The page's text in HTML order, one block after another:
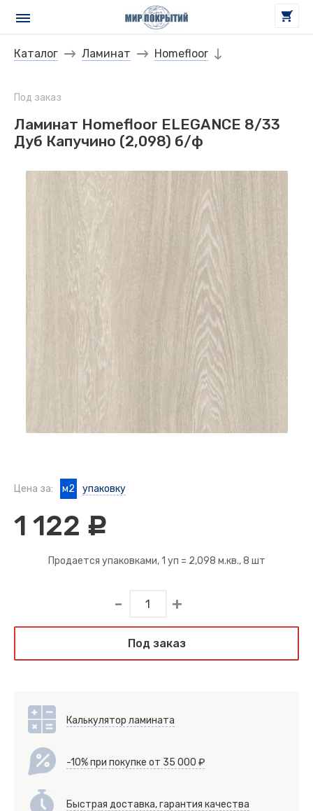
Каталог Ламинат Homefloor
Под заказ
Ламинат Homefloor ELEGANCE 8/33
Дуб Капучино (2,098) б/ф
Цена за: м2 упаковку
1 122 c
Продается упаковками, 1 уп = 2,098 м.кв., 8 шт
Под заказ
Калькулятор ламината
-10% при покупке от 35 000 ₽
Быстрая доставка, гарантия качества